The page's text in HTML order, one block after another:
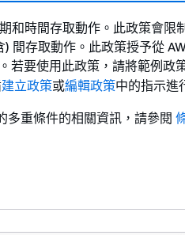
和時間存取動作。此政策會限
間存取動作。此政策授予從
若要使用此政策，請將範例政
建立政策或編輯政策中的指示進
多重條件的相關資訊，請參閱